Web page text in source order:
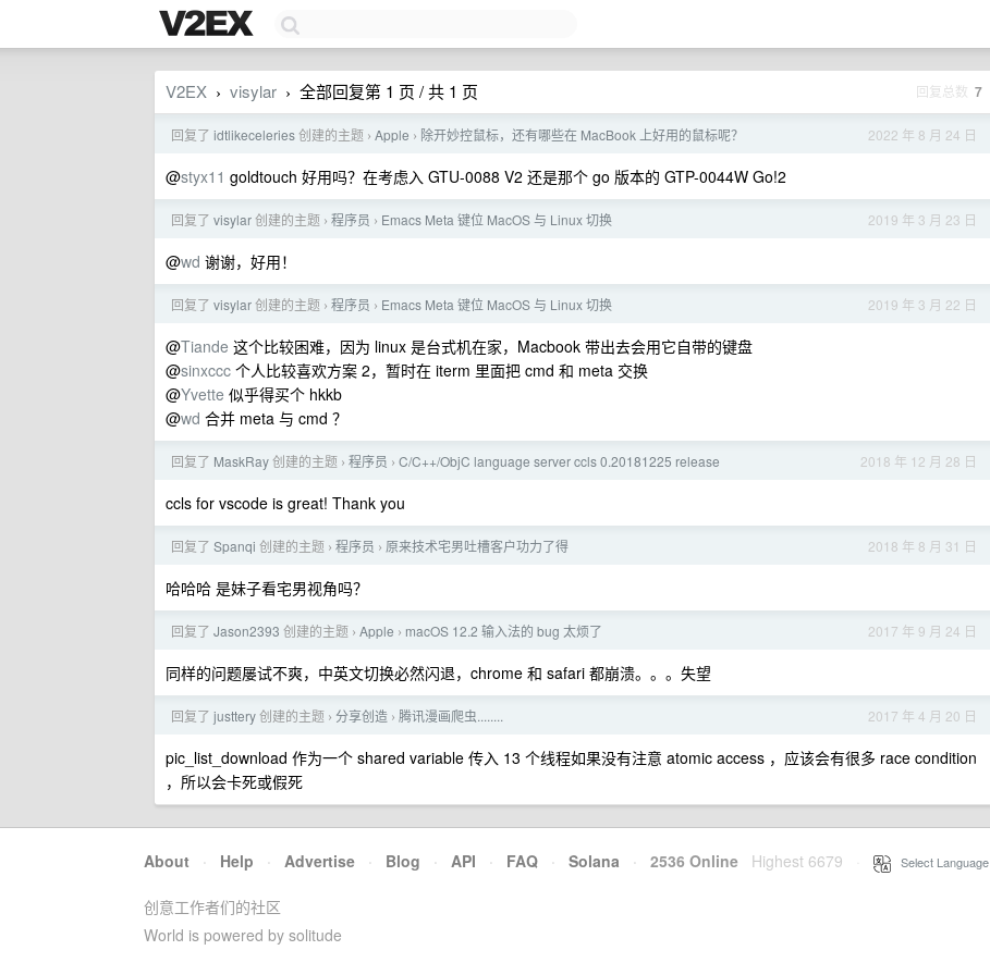
V2EX › visylar › 全部回复第 1 页 / 共 1 页 回复总数 7
2022 年 8 月 24 日
回复了 idtlikeceleries创建的主题 › Apple › 除开妙控鼠标，还有哪些在 MacBook 上好用的鼠标呢？
@styx11 goldtouch 好用吗？在考虑入 GTU-0088 V2 还是那个 go 版本的 GTP-0044W Go!2
2019 年 3 月 23 日
回复了 visylar创建的主题 › 程序员 › Emacs Meta 键位 MacOS 与 Linux 切换
@wd 谢谢，好用！
2019 年 3 月 22 日
回复了 visylar创建的主题 › 程序员 › Emacs Meta 键位 MacOS 与 Linux 切换
@Tiande 这个比较困难，因为 linux 是台式机在家，Macbook 带出去会用它自带的键盘
@sinxccc 个人比较喜欢方案 2，暂时在 iterm 里面把 cmd 和 meta 交换
@Yvette 似乎得买个 hkkb
@wd 合并 meta 与 cmd ？
2018 年 12 月 28 日
回复了 MaskRay创建的主题 › 程序员 › C/C++/ObjC language server ccls 0.20181225 release
ccls for vscode is great! Thank you
2018 年 8 月 31 日
回复了 Spanqi 创建的主题 › 程序员 › 原来技术宅男吐槽客户功力了得
哈哈哈 是妹子看宅男视角吗？
2017 年 9 月 24 日
回复了 Jason2393 创建的主题 › Apple › macOS 12.2 输入法的 bug 太烦了
同样的问题屡试不爽，中英文切换必然闪退，chrome 和 safari 都崩溃。。。失望
2017 年 4 月 20 日
回复了 justtery创建的主题 › 分享创造 › 腾讯漫画爬虫........
pic_list_download 作为一个 shared variable 传入 13 个线程如果没有注意 atomic access ，应该会有很多 race condition
，所以会卡死或假死
About · Help · Advertise · Blog · API · FAQ · Solana · 2536 Online Highest 6679 Select Language
创意工作者们的社区
World is powered by solitude